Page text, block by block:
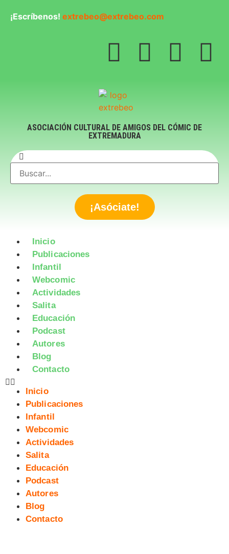
¡Escríbenos! extrebeo@extrebeo.com
ASOCIACIÓN CULTURAL DE AMIGOS DEL CÓMIC DE
EXTREMADURA
¡Asóciate!
Inicio
Publicaciones
Infantil
Webcomic
Actividades
Salita
Educación
Podcast
Autores
Blog
Contacto
Inicio
Publicaciones
Infantil
Webcomic
Actividades
Salita
Educación
Podcast
Autores
Blog
Contacto